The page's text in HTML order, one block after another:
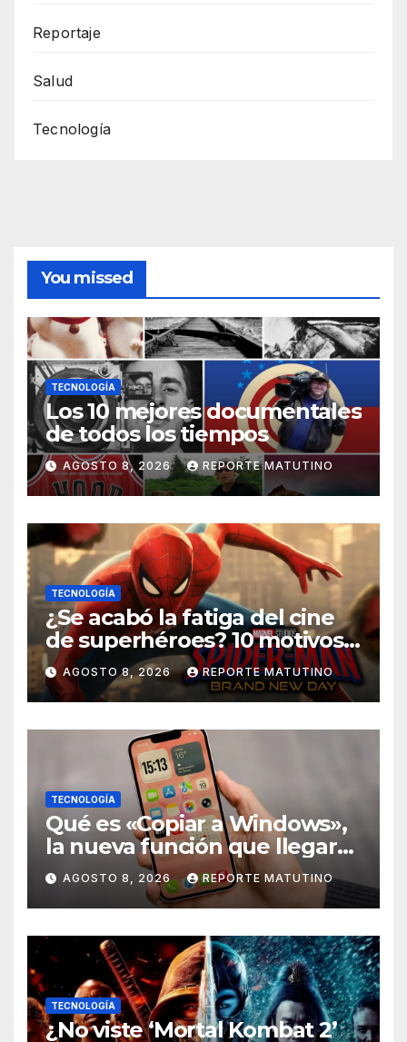
Reportaje
Salud
Tecnología
You missed
TECNOLOGÍA
Los 10 mejores documentales
de todos los tiempos
AGOSTO 8, 2026 REPORTE MATUTINO
TECNOLOGÍA
¿Se acabó la fatiga del cine
de superhéroes? 10 motivos
por los que ‘Spider-Man:
Brand New Day» desmiente
esa teoría
AGOSTO 8, 2026 REPORTE MATUTINO
TECNOLOGÍA
Qué es «Copiar a Windows»,
la nueva función que llegará
al iPhone solo para Europa
AGOSTO 8, 2026 REPORTE MATUTINO
TECNOLOGÍA
¿No viste ‘Mortal Kombat 2’